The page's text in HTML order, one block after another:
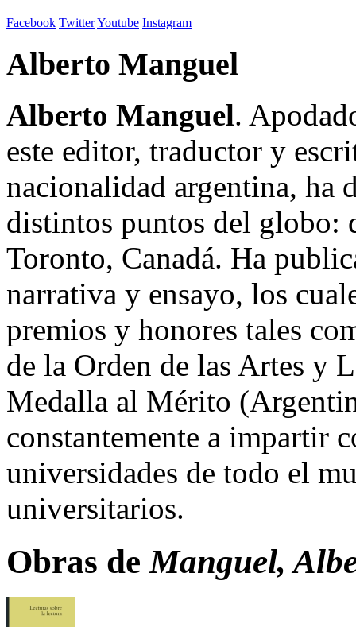
Facebook TwitterYoutube Instagram
Alberto Manguel
Alberto Manguel.
este editor, traductor y
nacionalidad argentina, ha
distintos puntos del globo:
Toronto, Canadá. Ha
narrativa y ensayo, los
premios y honores tales
de la Orden de las Artes y
Medalla al Mérito
constantemente a impartir
universidades de todo el
universitarios.
Obras deManguel,